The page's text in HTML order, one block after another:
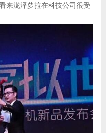
来泷泽萝拉在科技公司很受